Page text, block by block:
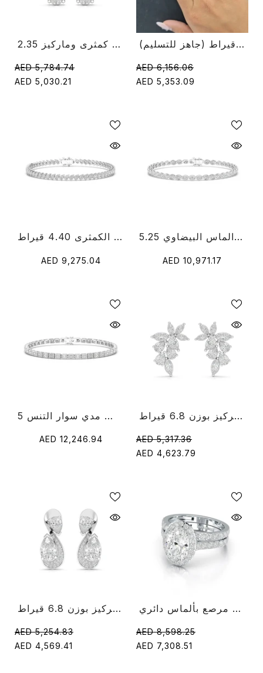
2.35 قيراط حلق من الألماس على شكل كمثرى وماركيز
AED 5,784.74
AED 5,030.21
خاتم مفتوح من الألماس على شكل كمثرى 1.40 قيراط (جاهز للتسليم)
AED 6,156.06
AED 5,353.09
سوار التنس ذو الإطار الماسي بقطع الكمثرى 4.40 قيراط
AED 9,275.04
5.25 قيراط سوار التنس الحافة قطع الماس البيضاوي
AED 10,971.17
5 قيراط قطع الزمرد الماس مدي سوار التنس
AED 12,246.94
أقراط متدلية من الماس بقطع الكمثرى والمركيز بوزن 6.8 قيراط
AED 5,317.36
AED 4,623.79
أقراط متدلية من الماس بقطع الكمثرى والمركيز بوزن 6.8 قيراط
AED 5,254.83
AED 4,569.41
خاتم مزدوج بقطع بيضاوي 3.05 قيراط مرصع بألماس دائري
AED 8,598.25
AED 7,308.51